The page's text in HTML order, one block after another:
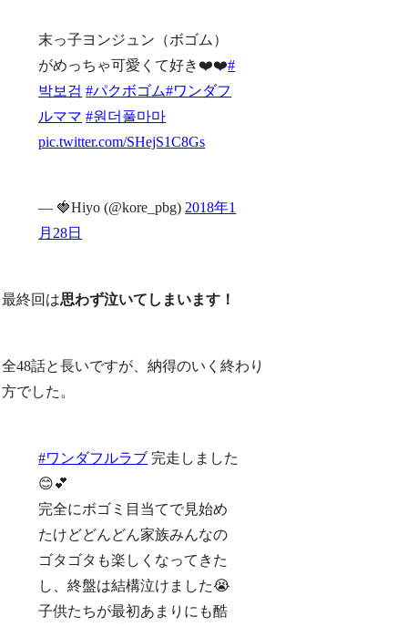
末っ子ヨンジュン（ボゴム）
がめっちゃ可愛くて好き❤️❤️#
박보검 #パクボゴム#ワンダフ
ルママ #원더풀마마
pic.twitter.com/SHejS1C8Gs
— 🍓Hiyo (@kore_pbg)2018年1
月28日
最終回は思わず泣いてしまいます！
全48話と長いですが、納得のいく終わり
方でした。
#ワンダフルラブ 完走しました
😊💕
完全にボゴミ目当てで見始め
たけどどんどん家族みんなの
ゴタゴタも楽しくなってきた
し、終盤は結構泣けました😭
子供たちが最初あまりにも酷